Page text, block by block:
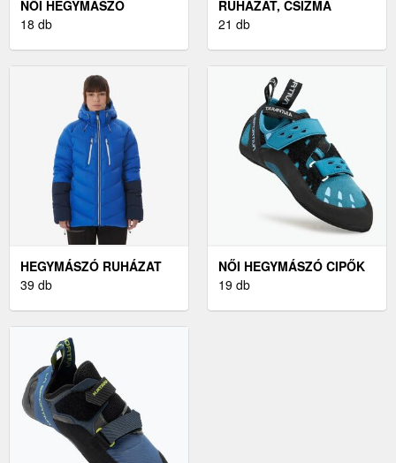
NŐI HEGYMÁSZÓ
RUHÁZAT
18 db
RUHÁZAT, CSIZMA
21 db
HEGYMÁSZÓ RUHÁZAT
39 db
NŐI HEGYMÁSZÓ CIPŐK
19 db